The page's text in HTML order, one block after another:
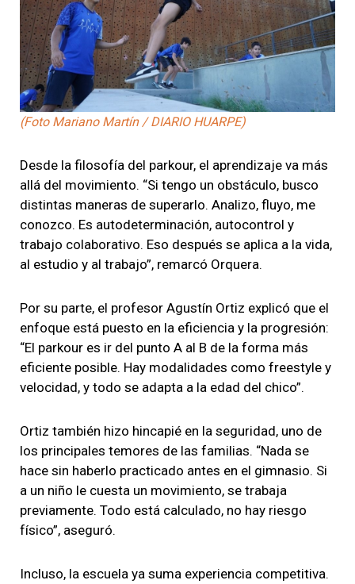
(Foto Mariano Martín / DIARIO HUARPE)
Desde la filosofía del parkour, el aprendizaje va más
allá del movimiento. “Si tengo un obstáculo, busco
distintas maneras de superarlo. Analizo, fluyo, me
conozco. Es autodeterminación, autocontrol y
trabajo colaborativo. Eso después se aplica a la vida,
al estudio y al trabajo”, remarcó Orquera.
Por su parte, el profesor Agustín Ortiz explicó que el
enfoque está puesto en la eficiencia y la progresión:
“El parkour es ir del punto A al B de la forma más
eficiente posible. Hay modalidades como freestyle y
velocidad, y todo se adapta a la edad del chico”.
Ortiz también hizo hincapié en la seguridad, uno de
los principales temores de las familias. “Nada se
hace sin haberlo practicado antes en el gimnasio. Si
a un niño le cuesta un movimiento, se trabaja
previamente. Todo está calculado, no hay riesgo
físico”, aseguró.
Incluso, la escuela ya suma experiencia competitiva.